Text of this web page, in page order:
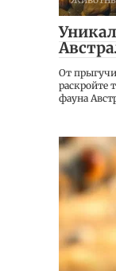
От
раскройте
фауна